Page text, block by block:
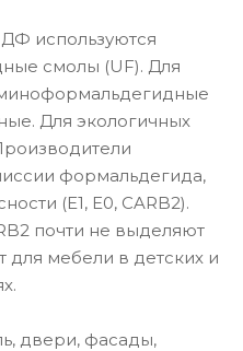
используются
смолы (UF). Для
Для экологичных
формальдегида,
(E1, E0, CARB2).
почти не выделяют
мебели в детских и
двери, фасады,